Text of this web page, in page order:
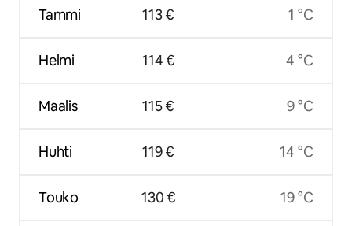
Tammi
Helmi
Maalis
Huhti
Touko
113 €
114 €
115 €
119 €
130 €
1 °C
4 °C
9 °C
14 °C
19 °C